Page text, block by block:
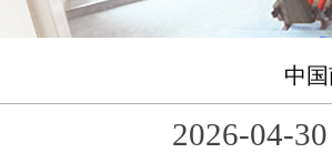
中
2026-04-